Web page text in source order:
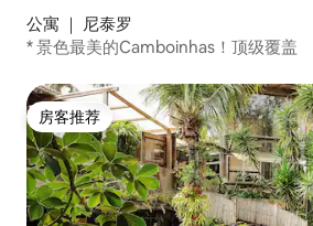
公寓 ｜ 尼泰罗
* 景色最美的Camboinhas！顶级覆盖
房客推荐
房客推荐